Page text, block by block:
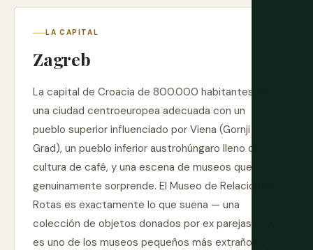
LA CAPITAL
Zagreb
La capital de Croacia de 800.000 habitantes es
una ciudad centroeuropea adecuada con un
pueblo superior influenciado por Viena (Gornji
Grad), un pueblo inferior austrohúngaro lleno de
cultura de café, y una escena de museos que
genuinamente sorprende. El Museo de Relaciones
Rotas es exactamente lo que suena — una
colección de objetos donados por ex parejas — y
es uno de los museos pequeños más extraños y